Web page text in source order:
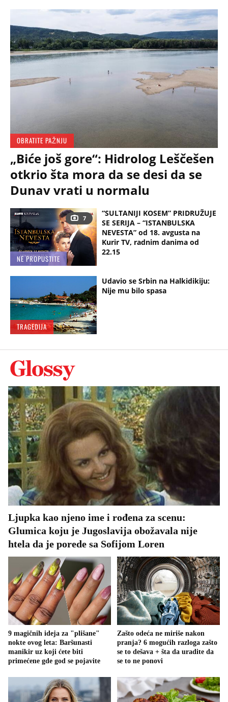
7
NE PROPUSTITE
“SULTANIJI KOSEM” PRIDRUŽUJE
SE SERIJA – “ISTANBULSKA
NEVESTA” od 18. avgusta na
Kurir TV, radnim danima od
22.15
TRAGEDIJA
Udavio se Srbin na Halkidikiju:
Nije mu bilo spasa
OBRATITE PAŽNJU
„Biće još gore“: Hidrolog Leščešen
otkrio šta mora da se desi da se
Dunav vrati u normalu
Ljupka kao njeno ime i rođena za scenu:
Glumica koju je Jugoslavija obožavala nije
htela da je porede sa Sofijom Loren
9 magičnih ideja za "plišane"
nokte ovog leta: Baršunasti
manikir uz koji ćete biti
primećene gde god se pojavite
Zašto odeća ne miriše nakon
pranja? 6 mogućih razloga zašto
se to dešava + šta da uradite da
se to ne ponovi